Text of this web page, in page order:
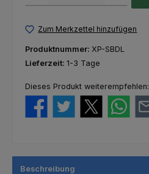
Zum Merkzettel hinzufügen
Produktnummer: XP-SBDL
Lieferzeit: 1-3 Tage
Dieses Produkt weiterempfehlen:
Beschreibung